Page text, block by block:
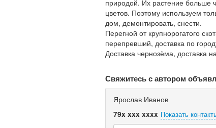
природой. Их растение больше
цветов. Поэтому используем
дом, демонтировать, снести.
Перегной от крупнорогатого
перепревший, доставка по
Доставка чернозёма, доставка
Свяжитесь с автором
Ярослав Иванов
79x xxx xxxx Показать